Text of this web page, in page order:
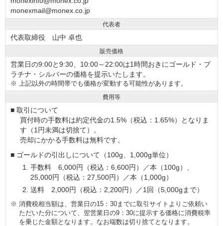
monexmail@monex.co.jp
代表者
代表取締役 山中 卓也
販売価格
営業日の9:00と9:30、10:00～22:00は1時間おきにゴールド・プ
ラチナ・シルバーの価格を提示いたします。
※ 上記以外の時間帯でも価格が変動する可能性があります。
費用等
■ 取引について
買付時の手数料は約定代金の1.5%（税込：1.65%）となりま
す（1円未満は切捨て）。
売却にかかる手数料は無料です。
■ ゴールドの引出しについて（100g、1,000g単位）
手数料 6,000円（税込：6,600円）／本（100g）、
25,000円（税込：27,500円）／本（1,000g）
送料 2,000円（税込：2,200円）／1回（5,000gまで）
※ 消費税相当額は、営業日の15：30までに取引サイトよりご依頼い
ただいた分について、翌営業日の9：30に提示する価格に消費税率
を乗じた金額となります。なお端数は切り捨てとなります。